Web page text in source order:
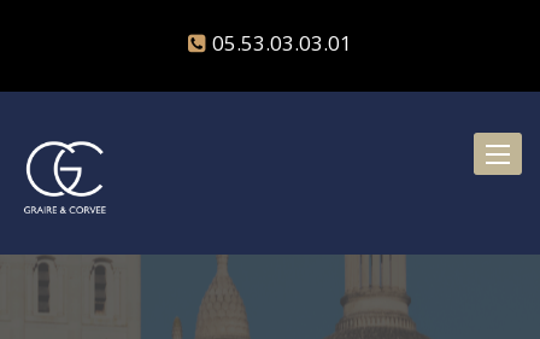
05.53.03.03.01